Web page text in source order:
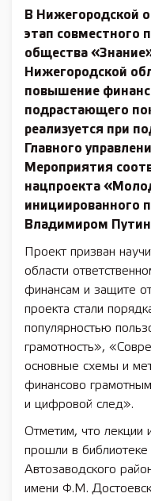
В Нижегородской
этап совместного
общества
Нижегородской
повышение
подрастающего
реализуется при
Главного
Мероприятия
нацпроекта
инициированного
Владимиром
Проект призван
области
финансам и защите
проекта стали
популярностью
грамотность»,
основные схемы и
финансово
и цифровой след».
Отметим, что лекции
прошли в
Автозаводского
имени Ф.М.